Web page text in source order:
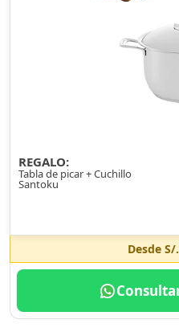
REGALO:
Tabla de picar + Cuchillo
Santoku
Desde S/